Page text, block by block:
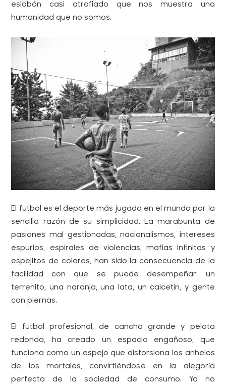
eslabón casi atrofiado que nos muestra una
humanidad que no somos.
El futbol es el deporte más jugado en el mundo por la
sencilla razón de su simplicidad. La marabunta de
pasiones mal gestionadas, nacionalismos, intereses
espurios, espirales de violencias, mafias infinitas y
espejitos de colores, han sido la consecuencia de la
facilidad con que se puede desempeñar: un
terrenito, una naranja, una lata, un calcetín, y gente
con piernas.
El futbol profesional, de cancha grande y pelota
redonda, ha creado un espacio engañoso, que
funciona como un espejo que distorsiona los anhelos
de los mortales, convirtiéndose en la alegoría
perfecta de la sociedad de consumo. Ya no